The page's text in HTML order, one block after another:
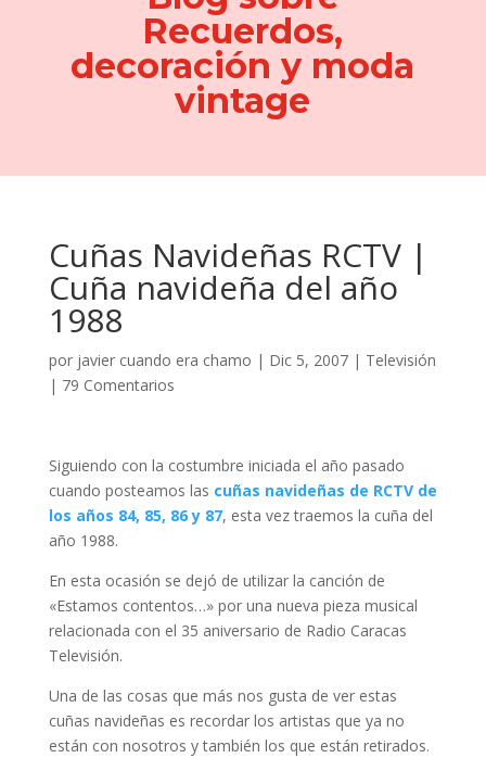
Recuerdos,
decoración y moda
vintage
Cuñas Navideñas RCTV |
Cuña navideña del año
1988
por javier cuando era chamo | Dic 5, 2007| Televisión
| 79 Comentarios
Siguiendo con la costumbre iniciada el año pasado
cuando posteamos las cuñas navideñas de RCTV de
los años 84, 85, 86 y 87, esta vez traemos la cuña del
año 1988.
En esta ocasión se dejó de utilizar la canción de
«Estamos contentos…» por una nueva pieza musical
relacionada con el 35 aniversario de Radio Caracas
Televisión.
Una de las cosas que más nos gusta de ver estas
cuñas navideñas es recordar los artistas que ya no
están con nosotros y también los que están retirados.